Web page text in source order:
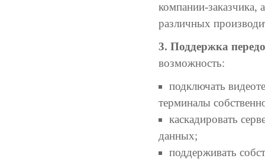
компании-заказчика,
различных
3. Поддержка
возможность:
подключать
терминалы
каскадировать
данных;
поддерживать